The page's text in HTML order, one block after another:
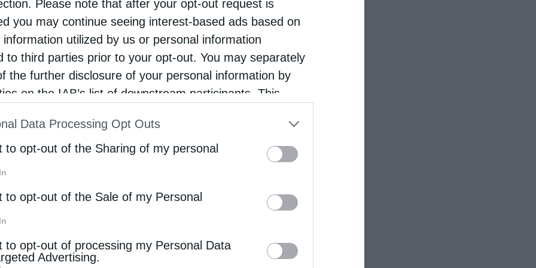
Please note that after your opt-out request is
you may continue seeing interest-based ads based on
information utilized by us or personal information
to third parties prior to your opt-out. You may separately
the further disclosure of your personal information by
on the IAB’s list of downstream participants. This
of Downstream Participantsthat may further disclose it to
parties.
Data Processing Opt Outs
to opt-out of the Sharing of my personal
to opt-out of the Sale of my Personal
to opt-out of processing my Personal Data
Advertising.
της Βορείου Ηπείρου, επειδή, ίσως εκεί, η
αυτό έπρεπε να υπάρξη κάποια αντίδραση,
Διότι κίνδυνος υπήρχε να χαθή για πάντα ένα
εκείνες ακριβώς τις κρίσιμες στιγμές, τον
σαν βράχο, με ζήλο φλογερό, με θέληση
την Ορθόδοξη Πίστη και τους σκλάβους
περιοδείες σ’ όλη την Ελληνική επικράτεια,
εμπόδια, με δυσκολίες πολλές. Ληστές,
προσκόμματα στο ιεραποστολικό έργο του
Ο ευαγγελισμός του λαού